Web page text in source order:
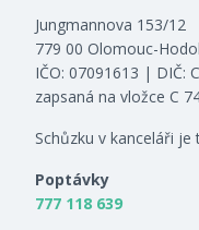
Jungmannova 153/12
779 00 Olomouc-
IČO: 07091613 | DIČ:
zapsaná na vložce C
Schůzku v kanceláři
Poptávky
777 118 639